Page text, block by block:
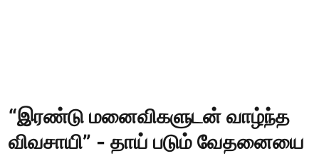
“இரண்டு மனைவிகளுடன் வாழ்ந்த
விவசாயி” - தாய் படும் வேதனையை